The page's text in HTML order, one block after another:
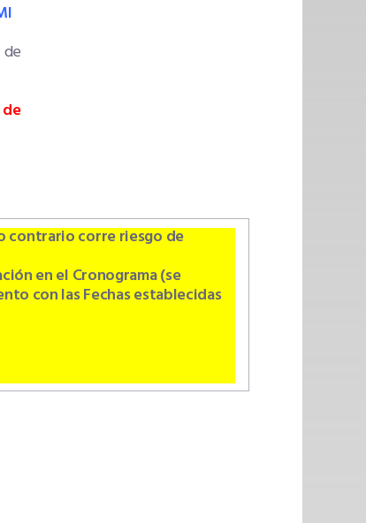
de
contrario corre riesgo de
en el Cronograma (se
con las Fechas establecidas